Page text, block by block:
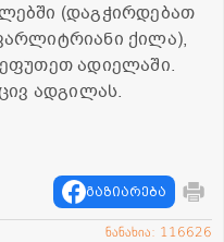
(დაგჭირდებათ
ქილა),
ადიელაში.
ადგილას.
გაზიარება
ნანახია: 116626